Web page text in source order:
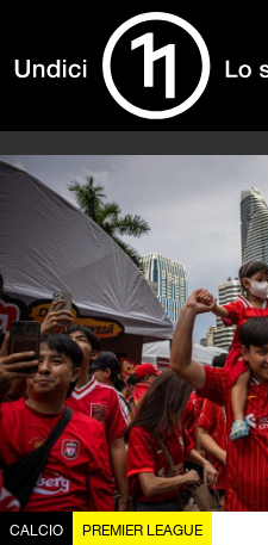
CALCIO PREMIER LEAGUE